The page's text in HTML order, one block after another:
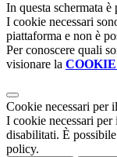
In questa schermata
I cookie necessari
piattaforma e non è
Per conoscere quali
visionare la
Cookie necessari per
I cookie necessari per
disabilitati. È
policy.